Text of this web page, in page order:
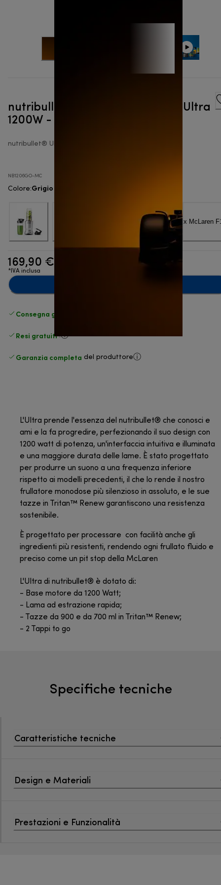
nutribullet® x McLaren F1 Team Ultra
1200W - Frullatore personale
nutribullet® Ultra
NB1206GO-MC
Colore:Grigio scuro
169,90 €
*IVA inclusa
Consegna gratuita standard
Resi gratuiti .
Garanzia completa del produttore
L'Ultra prende l'essenza del nutribullet® che conosci e
ami e la fa progredire, perfezionando il suo design con
1200 watt di potenza, un'interfaccia intuitiva e illuminata
e una maggiore durata delle lame. È stato progettato
per produrre un suono a una frequenza inferiore
rispetto ai modelli precedenti, il che lo rende il nostro
frullatore monodose più silenzioso in assoluto, e le sue
tazze in Tritan™ Renew garantiscono una resistenza
sostenibile.
È progettato per processare con facilità anche gli
ingredienti più resistenti, rendendo ogni frullato fluido e
preciso come un pit stop della McLaren
L'Ultra di nutribullet® è dotato di:
- Base motore da 1200 Watt;
- Lama ad estrazione rapida;
- Tazze da 900 e da 700 ml in Tritan™ Renew;
- 2 Tappi to go
Specifiche tecniche
Caratteristiche tecniche
Design e Materiali
Prestazioni e Funzionalità